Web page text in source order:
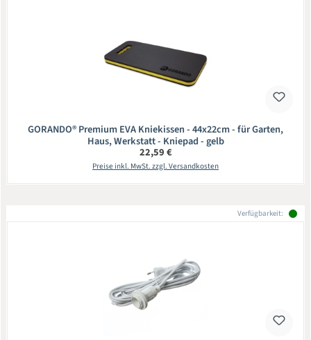
GORANDO® Premium EVA Kniekissen - 44x22cm - für Garten,
Haus, Werkstatt - Kniepad - gelb
Regulärer Preis:
22,59 €
Preise inkl. MwSt. zzgl. Versandkosten
Verfügbarkeit: